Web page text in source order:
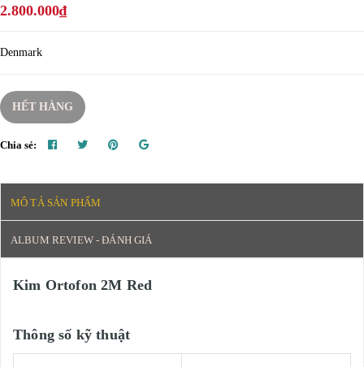
2.800.000₫
Denmark
HẾT HÀNG
Chia sẻ:
MÔ TẢ SẢN PHẨM
ALBUM REVIEW - ĐÁNH GIÁ
Kim Ortofon 2M Red
Thông số kỹ thuật